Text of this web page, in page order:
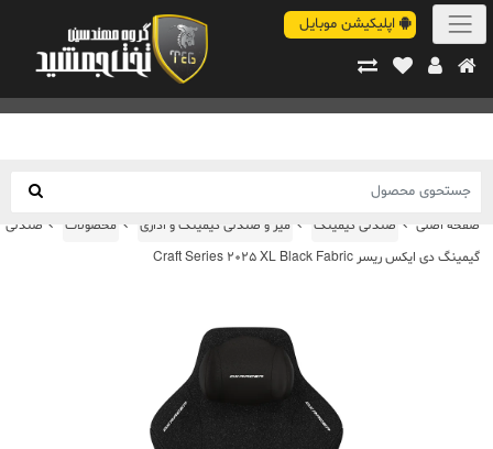
اپلیکیشن موبایل
صفحه اصلی محصولات میز و صندلی گیمینگ و اداری صندلی گیمینگ
صندلی
گیمینگ دی ایکس ریسر Craft Series 2025 XL Black Fabric